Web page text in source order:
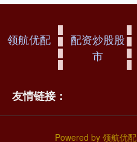
领航优配
配资炒股股
市
友情链接：
Powered by 领航优配